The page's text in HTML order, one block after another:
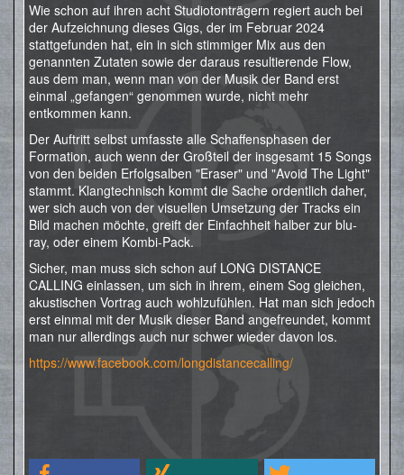
Wie schon auf ihren acht Studiotonträgern regiert auch bei
der Aufzeichnung dieses Gigs, der im Februar 2024
stattgefunden hat, ein in sich stimmiger Mix aus den
genannten Zutaten sowie der daraus resultierende Flow,
aus dem man, wenn man von der Musik der Band erst
einmal „gefangen“ genommen wurde, nicht mehr
entkommen kann.
Der Auftritt selbst umfasste alle Schaffensphasen der
Formation, auch wenn der Großteil der insgesamt 15 Songs
von den beiden Erfolgsalben "Eraser" und "Avoid The Light"
stammt. Klangtechnisch kommt die Sache ordentlich daher,
wer sich auch von der visuellen Umsetzung der Tracks ein
Bild machen möchte, greift der Einfachheit halber zur blu-
ray, oder einem Kombi-Pack.
Sicher, man muss sich schon auf LONG DISTANCE
CALLING einlassen, um sich in ihrem, einem Sog gleichen,
akustischen Vortrag auch wohlzufühlen. Hat man sich jedoch
erst einmal mit der Musik dieser Band angefreundet, kommt
man nur allerdings auch nur schwer wieder davon los.
https://www.facebook.com/longdistancecalling/